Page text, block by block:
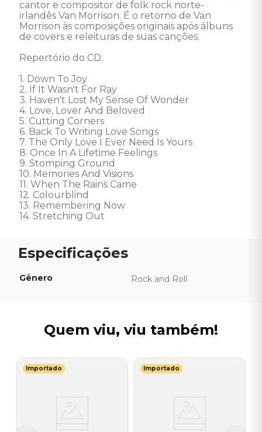
cantor e compositor de folk rock norte-
irlandês Van Morrison. É o retorno de Van
Morrison às composições originais após álbuns
de covers e releituras de suas canções.
Repertório do CD:
1. Down To Joy
2. If It Wasn't For Ray
3. Haven't Lost My Sense Of Wonder
4. Love, Lover And Beloved
5. Cutting Corners
6. Back To Writing Love Songs
7. The Only Love I Ever Need Is Yours
8. Once In A Lifetime Feelings
9. Stomping Ground
10. Memories And Visions
11. When The Rains Came
12. Colourblind
13. Remembering Now
14. Stretching Out
Gênero Rock and Roll
Quem viu, viu também!
Importado Importado